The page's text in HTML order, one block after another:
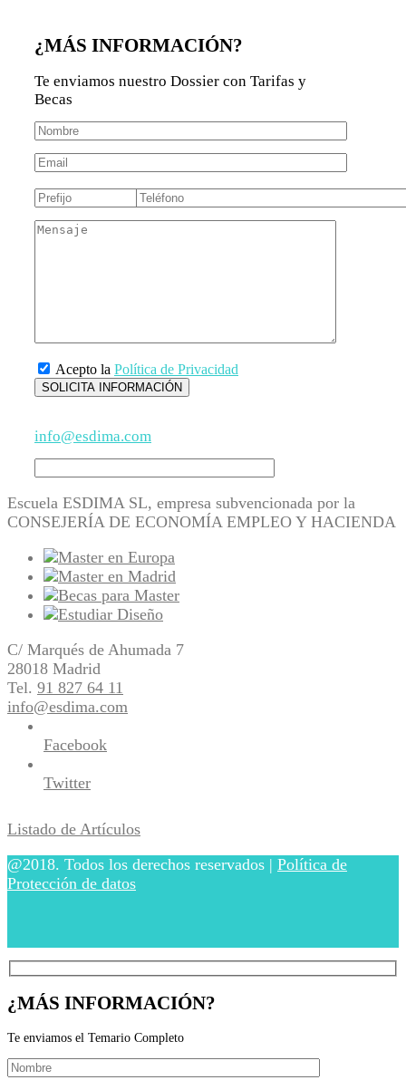
¿MÁS INFORMACIÓN?
Te enviamos nuestro Dossier con Tarifas y
Becas
Acepto la Política de Privacidad
info@esdima.com
Escuela ESDIMA SL, empresa subvencionada por la
CONSEJERÍA DE ECONOMÍA EMPLEO Y HACIENDA
C/ Marqués de Ahumada 7
28018 Madrid
Tel. 91 827 64 11
info@esdima.com
Facebook
Twitter
Listado de Artículos
@2018. Todos los derechos reservados | Política de
Protección de datos
¿MÁS INFORMACIÓN?
Te enviamos el Temario Completo